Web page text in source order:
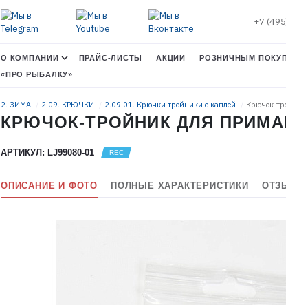
+7
О КОМПАНИИ ПРАЙС-ЛИСТЫ АКЦИИ РОЗНИЧНЫМ
«ПРО РЫБАЛКУ»
2. ЗИМА 2.09. КРЮЧКИ 2.09.01. Крючки тройники с каплей Крючок-
КРЮЧОК-ТРОЙНИК ДЛЯ
АРТИКУЛ: LJ99080-01
ОПИСАНИЕ И ФОТО ПОЛНЫЕ ХАРАКТЕРИСТИКИ